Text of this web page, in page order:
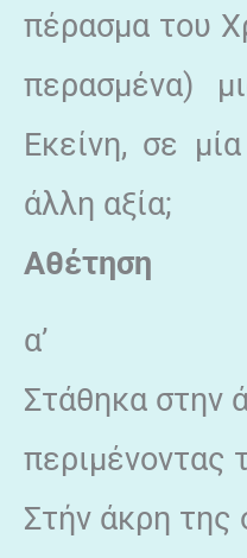
πέρασμα του
περασμένα)
Εκείνη, σε
άλλη αξία;
Αθέτηση
α’
Στάθηκα στην
περιμένοντας
Στήν άκρη της